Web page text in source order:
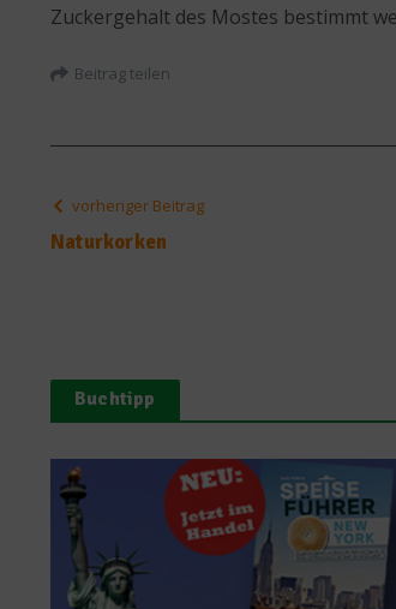
Zuckergehalt des Mostes bestimmt
Beitrag teilen
vorheriger Beitrag
Naturkorken
Buchtipp